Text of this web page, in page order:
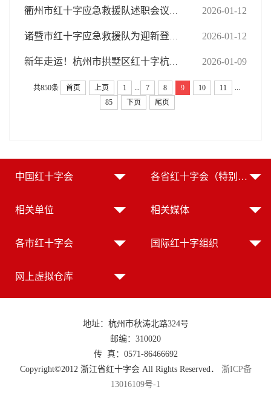
衢州市红十字应急救援队述职会议召开 凝聚合力筑牢公益救援防线 2026-01-12
诸暨市红十字应急救援队为迎新登高活动保驾护航 2026-01-12
新年走运！杭州市拱墅区红十字杭蓝救援队全程护航健走活动 2026-01-09
共850条 首页 上页 1 ... 7 8 9 10 11
...
85
下页 尾页
中国红十字会 各省红十字会（特别行政区红十字会）
相关单位 相关媒体
各市红十字会 国际红十字组织
网上虚拟仓库
地址：杭州市秋涛北路324号
邮编：310020
传 真：0571-86466692
Copyright©2012 浙江省红十字会 All Rights Reserved． 浙ICP备
13016109号-1